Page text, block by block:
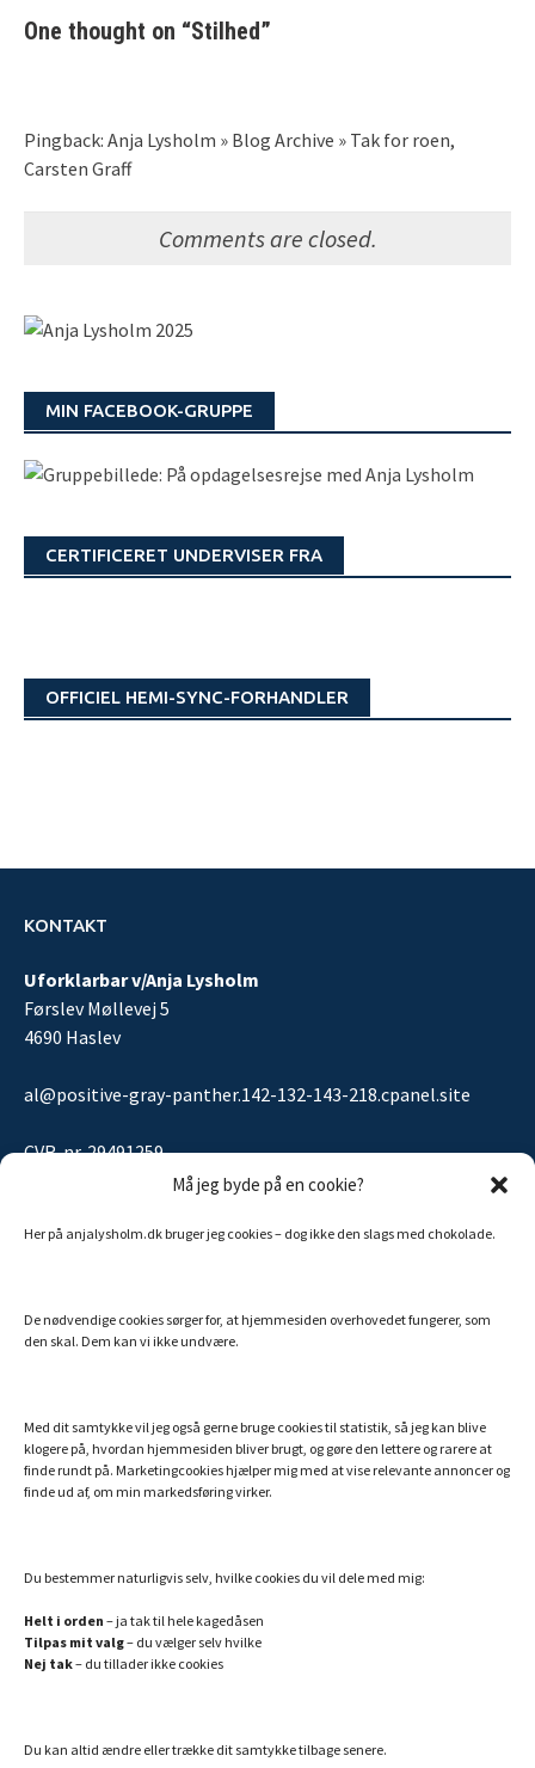
Må jeg byde på en cookie?
Her på anjalysholm.dk bruger jeg cookies – dog ikke den slags med chokolade.
De nødvendige cookies sørger for, at hjemmesiden overhovedet fungerer, som
den skal. Dem kan vi ikke undvære.
Med dit samtykke vil jeg også gerne bruge cookies til statistik, så jeg kan blive
klogere på, hvordan hjemmesiden bliver brugt, og gøre den lettere og rarere at
finde rundt på. Marketingcookies hjælper mig med at vise relevante annoncer og
finde ud af, om min markedsføring virker.
Du bestemmer naturligvis selv, hvilke cookies du vil dele med mig:
Helt i orden – ja tak til hele kagedåsen
Tilpas mit valg– du vælger selv hvilke
Nej tak– du tillader ikke cookies
Du kan altid ændre eller trække dit samtykke tilbage senere.
One thought on “Stilhed”
Pingback: Anja Lysholm » Blog Archive » Tak for roen,
Carsten Graff
Comments are closed.
MIN FACEBOOK-GRUPPE
CERTIFICERET UNDERVISER FRA
OFFICIEL HEMI-SYNC-FORHANDLER
KONTAKT
Uforklarbar v/Anja Lysholm
Førslev Møllevej 5
4690 Haslev
al@positive-gray-panther.142-132-143-218.cpanel.site
CVR-nr. 29491259
MINE ANDRE SIDER
Efterlivet.dk
Essentielle olier fra doTERRA
Hemi-Sync – din danske guide
Verdens bedste collagenpulver med NMN og resveratrol
SAMARBEJDSPARTNERE JEG ANBEFALER